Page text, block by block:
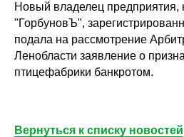
Новый владелец
"ГорбуновЪ",
подала на рассмотрение
Ленобласти заявление о
птицефабрики банкротом.
Вернуться к списку новостей